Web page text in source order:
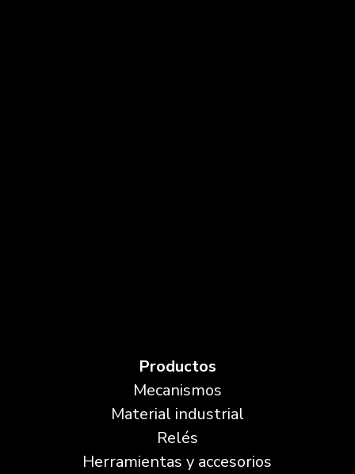
Productos
Mecanismos
Material industrial
Relés
Herramientas y accesorios